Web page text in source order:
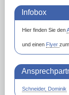
Infobox
Hier finden Sie den
und einen Flyer
Schneider, Dominik